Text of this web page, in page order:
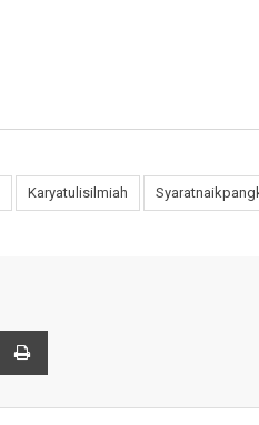
Karyatulisilmiah
Share